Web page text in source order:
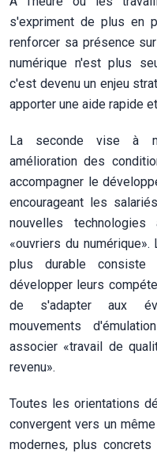
s'expriment de plus en
renforcer sa présence
numérique n'est plus
c'est devenu un enjeu
apporter une aide rapide
La seconde vise à
amélioration des
accompagner le
encourageant les
nouvelles
«ouvriers du
plus durable
développer leurs
de s'adapter aux
mouvements
associer «travail de
revenu».
Toutes les orientations
convergent vers un
modernes, plus